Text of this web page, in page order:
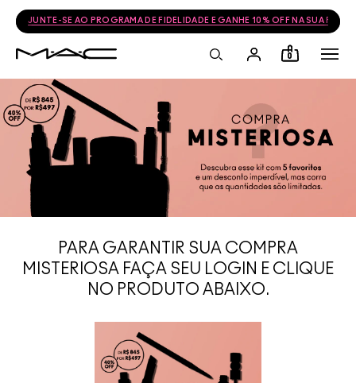
JUNTE-SE AO PROGRAMA DE FIDELIDADE E GANHE 10% OFF NA SUA
0
PARA GARANTIR SUA COMPRA
MISTERIOSA FAÇA SEU LOGIN E CLIQUE
NO PRODUTO ABAIXO.